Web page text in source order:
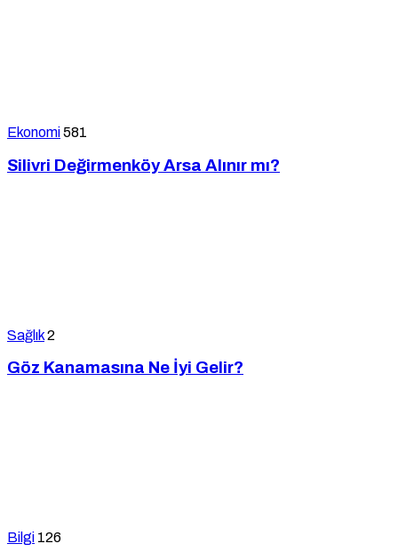
Ekonomi581
Silivri Değirmenköy Arsa Alınır mı?
Sağlık2
Göz Kanamasına Ne İyi Gelir?
Bilgi 126